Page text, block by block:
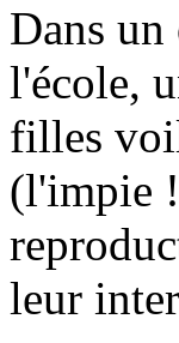
Dans
l'école,
filles
(l'impie
leur